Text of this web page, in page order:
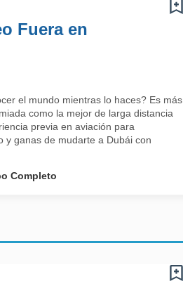
Fuera en
el mundo mientras lo haces? Es más
como la mejor de larga distancia
previa en aviación para
y ganas de mudarte a Dubái con
Completo